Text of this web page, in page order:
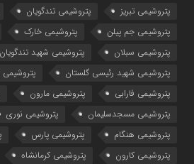
پتروشیمی تبریز
پتروشیمی تندگویان
پتروشیمی جم پیلن
پتروشیمی خارک
پتروشیمی سبلان
پتروشیمی شهید تندگویان
پتروشیمی شهید رئیسی گلستان
پتروشیمی
پتروشیمی فارابی
پتروشیمی مارون
پتروشیمی مسجدسلیمان
پتروشیمی نوری
پتروشیمی هنگام
پتروشیمی پارس
پتروشیمی کارون
پتروشیمی کرمانشاه